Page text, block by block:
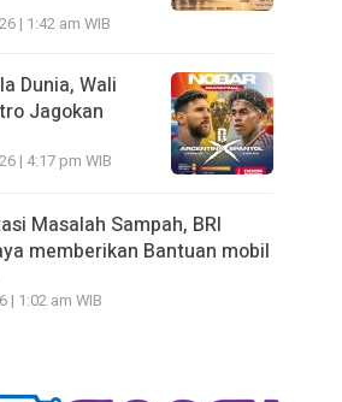
| 1:42 am WIB
Dunia, Wali
Jagokan
| 4:17 pm WIB
Masalah Sampah, BRI
memberikan Bantuan mobil
| 1:02 am WIB